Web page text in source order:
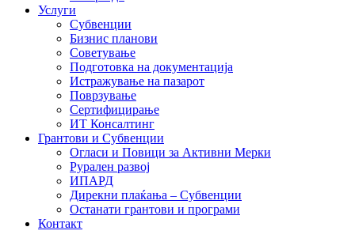
Услуги
Субвенции
Бизнис планови
Советување
Подготовка на документација
Истражување на пазарот
Поврзување
Сертифицирање
ИТ Консалтинг
Грантови и Субвенции
Огласи и Повици за Активни Мерки
Рурален развој
ИПАРД
Дирекни плаќања – Субвенции
Останати грантови и програми
Контакт